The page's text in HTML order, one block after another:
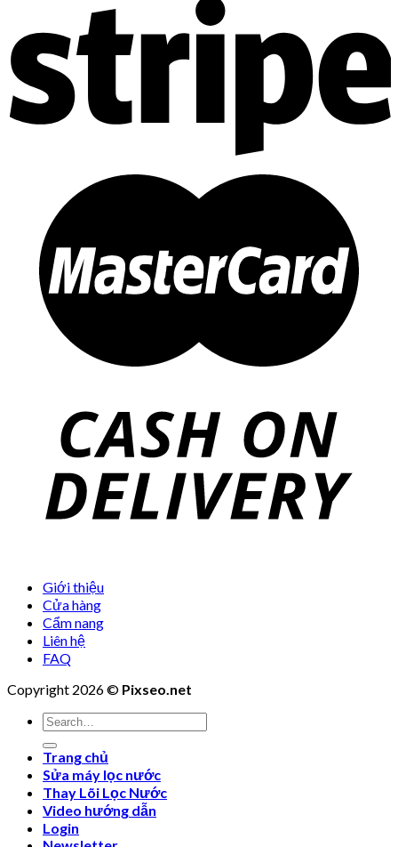
Giới thiệu
Cửa hàng
Cẩm nang
Liên hệ
FAQ
Copyright 2026 © Pixseo.net
Search
for:
Trang chủ
Sửa máy lọc nước
Thay Lõi Lọc Nước
Video hướng dẫn
Login